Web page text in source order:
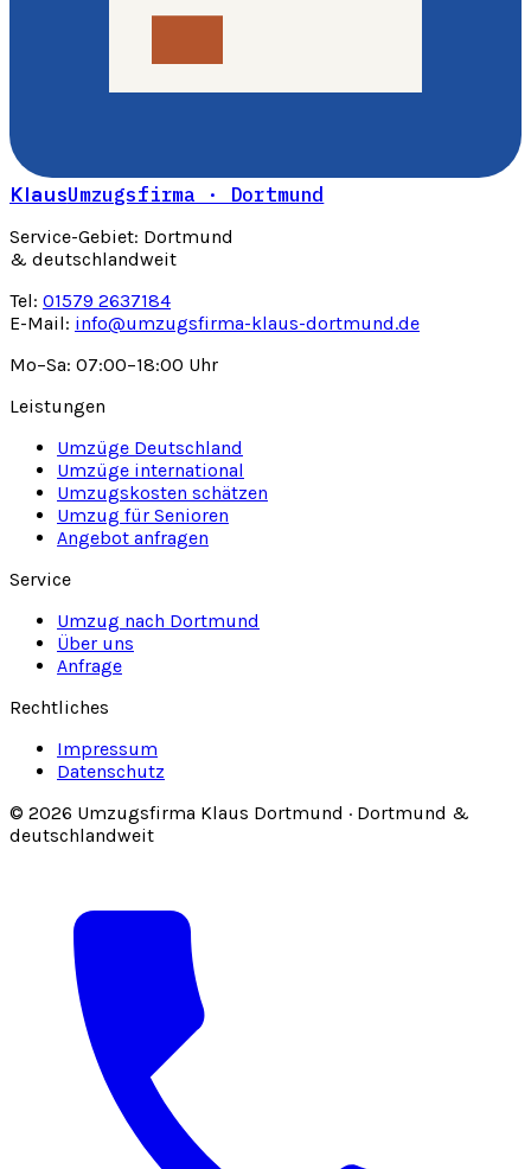
KlausUmzugsfirma · Dortmund
Service-Gebiet: Dortmund
& deutschlandweit
Tel: 01579 2637184
E-Mail: info@umzugsfirma-klaus-dortmund.de
Mo–Sa: 07:00–18:00 Uhr
Leistungen
Umzüge Deutschland
Umzüge international
Umzugskosten schätzen
Umzug für Senioren
Angebot anfragen
Service
Umzug nach Dortmund
Über uns
Anfrage
Rechtliches
Impressum
Datenschutz
© 2026 Umzugsfirma Klaus Dortmund · Dortmund &
deutschlandweit